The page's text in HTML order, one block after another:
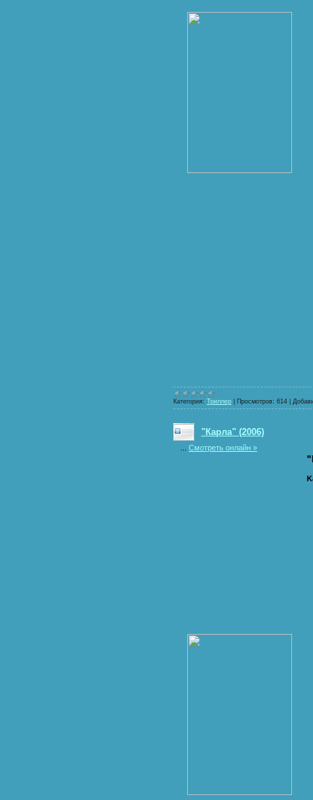
Категория: Триллер Просмотров: 614
"Карла" (2006)
Смотреть онлайн »